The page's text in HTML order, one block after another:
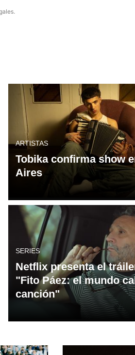
ARTISTAS
Tobika confirma show
Aires
SERIES
Netflix presenta el
"Fito Páez: el mundo
canción"